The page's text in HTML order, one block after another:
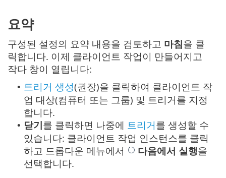
요약
구성된 설정의 요약 내용을 검토하고 마침을 클
릭합니다. 이제 클라이언트 작업이 만들어지고
작다 창이 열립니다:
• 트리거 생성(권장)을 클릭하여 클라이언트 작
업 대상(컴퓨터 또는 그룹) 및 트리거를 지정
합니다.
• 닫기를 클릭하면 나중에 트리거를 생성할 수
있습니다: 클라이언트 작업 인스턴스를 클릭
하고 드롭다운 메뉴에서
다음에서 실행을
선택합니다.